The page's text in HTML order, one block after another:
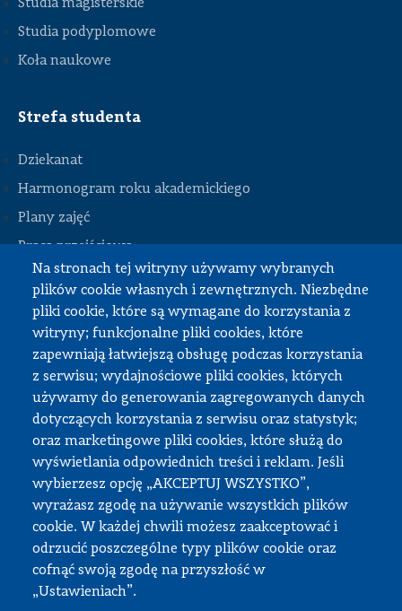
Na stronach tej witryny używamy wybranych
plików cookie własnych i zewnętrznych. Niezbędne
pliki cookie, które są wymagane do korzystania z
witryny; funkcjonalne pliki cookies, które
zapewniają łatwiejszą obsługę podczas korzystania
z serwisu; wydajnościowe pliki cookies, których
używamy do generowania zagregowanych danych
dotyczących korzystania z serwisu oraz statystyk;
oraz marketingowe pliki cookies, które służą do
wyświetlania odpowiednich treści i reklam. Jeśli
wybierzesz opcję „AKCEPTUJ WSZYSTKO”,
wyrażasz zgodę na używanie wszystkich plików
cookie. W każdej chwili możesz zaakceptować i
odrzucić poszczególne typy plików cookie oraz
cofnąć swoją zgodę na przyszłość w
„Ustawieniach”.
STOPKA
Studia magisterskie
Studia podyplomowe
Koła naukowe
Strefa studenta
Dziekanat
Harmonogram roku akademickiego
Plany zajęć
Praca przejściowa
Praca dyplomowa
Praktyki studenckie
Dokumenty do pobrania
Strefa pracownika
APD
SAP PW
Intranet
Sprawy socjalne
Repozytorium